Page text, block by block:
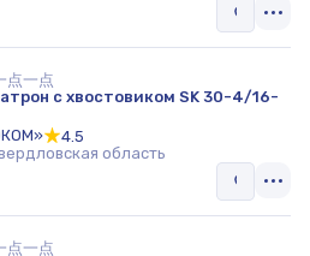
点一点
с хвостовиком SK 30-4/16-
4.5
область
点一点